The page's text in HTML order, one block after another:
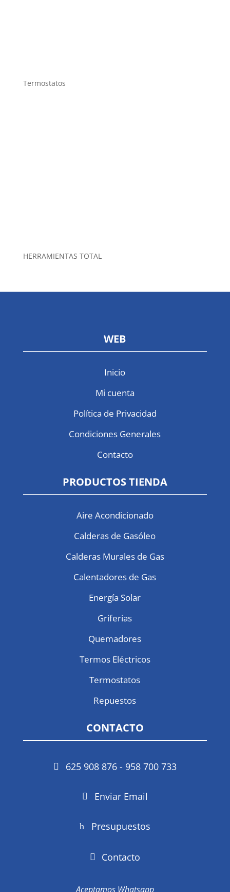
Termostatos
HERRAMIENTAS TOTAL
WEB
Inicio
Mi cuenta
Política de Privacidad
Condiciones Generales
Contacto
PRODUCTOS TIENDA
Aire Acondicionado
Calderas de Gasóleo
Calderas Murales de Gas
Calentadores de Gas
Energía Solar
Griferias
Quemadores
Termos Eléctricos
Termostatos
Repuestos
CONTACTO
625 908 876 - 958 700 733
Enviar Email
Presupuestos
Contacto
Aceptamos Whatsapp